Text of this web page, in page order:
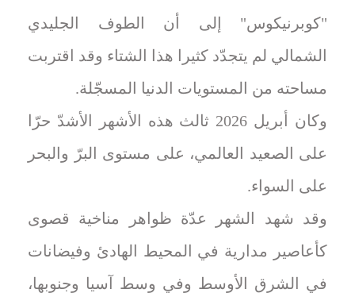
"كوبرنيكوس" إلى أن الطوف الجليدي
الشمالي لم يتجدّد كثيرا هذا الشتاء وقد اقتربت
مساحته من المستويات الدنيا المسجّلة.
وكان أبريل 2026 ثالث هذه الأشهر الأشدّ حرّا
على الصعيد العالمي، على مستوى البرّ والبحر
على السواء.
وقد شهد الشهر عدّة ظواهر مناخية قصوى
كأعاصير مدارية في المحيط الهادئ وفيضانات
في الشرق الأوسط وفي وسط آسيا وجنوبها،